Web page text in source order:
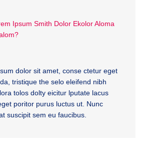
Ipsum Smith Dolor Ekolor Aloma
dolor sit amet, conse ctetur eget
tristique the selo eleifend nibh
tolos dolty eicitur lputate lacus
poritor purus luctus ut. Nunc
suscipit sem eu faucibus.